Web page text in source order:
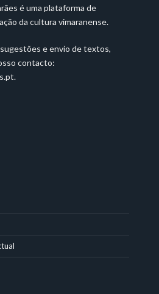
é uma plataforma de
da cultura vimaranense.
e envio de textos,
contacto:
.